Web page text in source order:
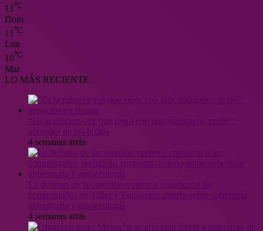
11 ℃
Dom
11 ℃
Lun
10℃
Mar
LO MÁS RECIENTE
4 semanas atrás
4 semanas atrás